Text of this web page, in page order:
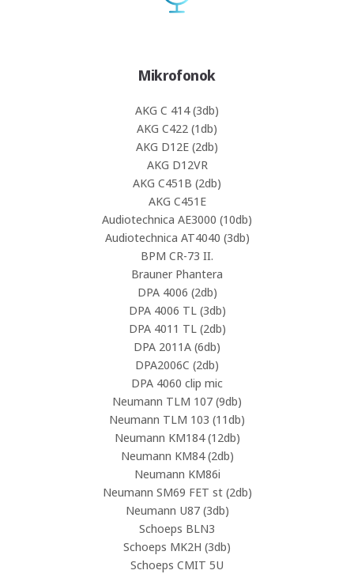
Mikrofonok
AKG C 414 (3db)
AKG C422 (1db)
AKG D12E (2db)
AKG D12VR
AKG C451B (2db)
AKG C451E
Audiotechnica AE3000 (10db)
Audiotechnica AT4040 (3db)
BPM CR-73 II.
Brauner Phantera
DPA 4006 (2db)
DPA 4006 TL (3db)
DPA 4011 TL (2db)
DPA 2011A (6db)
DPA2006C (2db)
DPA 4060 clip mic
Neumann TLM 107 (9db)
Neumann TLM 103 (11db)
Neumann KM184 (12db)
Neumann KM84 (2db)
Neumann KM86i
Neumann SM69 FET st (2db)
Neumann U87 (3db)
Schoeps BLN3
Schoeps MK2H (3db)
Schoeps CMIT 5U